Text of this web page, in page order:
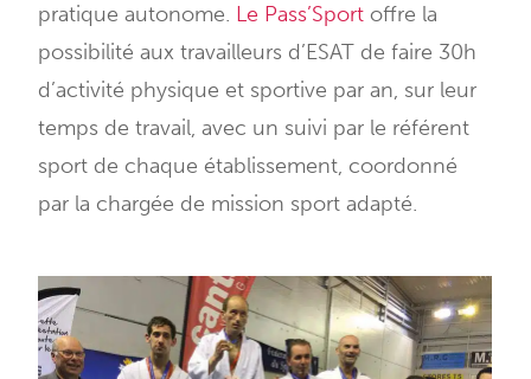
pratique autonome. Le Pass’Sport offre la
possibilité aux travailleurs d’ESAT de faire 30h
d’activité physique et sportive par an, sur leur
temps de travail, avec un suivi par le référent
sport de chaque établissement, coordonné
par la chargée de mission sport adapté.